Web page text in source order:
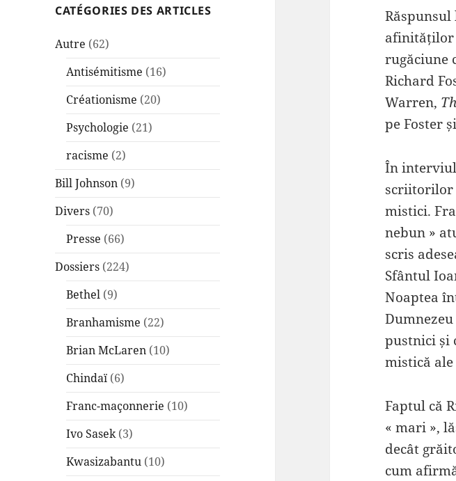
CATÉGORIES DES ARTICLES
Autre (62)
Antisémitisme (16)
Créationisme (20)
Psychologie (21)
racisme (2)
Bill Johnson (9)
Divers (70)
Presse (66)
Dossiers (224)
Bethel (9)
Branhamisme (22)
Brian McLaren (10)
Chindaï (6)
Franc-maçonnerie (10)
Ivo Sasek(3)
Kwasizabantu (10)
afinităților
rugăciune
Richard
Warren,
pe Foster
În interviul
scriitorilor
mistici.
nebun »
scris
Sfântul
Noaptea
pustnici și
mistică
Faptul că
« mari »,
decât
cum